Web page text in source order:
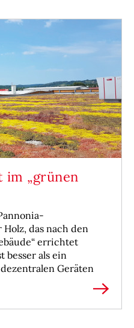
im „grünen
das nach den
errichtet
besser als ein
Geräten